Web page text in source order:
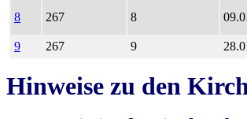
8 267 8
9 267 9
Hinweise zu den